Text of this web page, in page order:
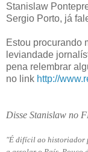
Stanislaw
Sergio Porto, já
Estou procurando
leviandade
pena relembrar
no link http://
Disse Stanislaw no
"É difícil ao historiador